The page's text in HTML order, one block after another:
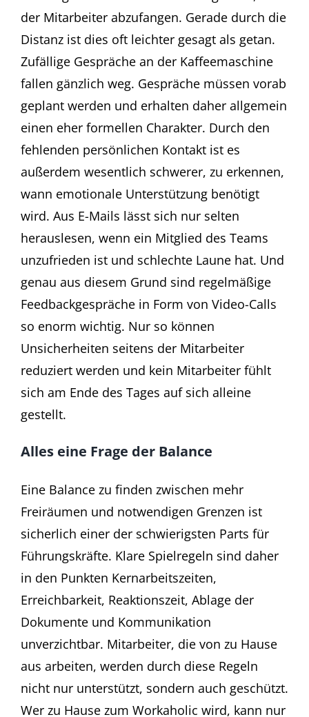
der Mitarbeiter abzufangen. Gerade durch die
Distanz ist dies oft leichter gesagt als getan.
Zufällige Gespräche an der Kaffeemaschine
fallen gänzlich weg. Gespräche müssen vorab
geplant werden und erhalten daher allgemein
einen eher formellen Charakter. Durch den
fehlenden persönlichen Kontakt ist es
außerdem wesentlich schwerer, zu erkennen,
wann emotionale Unterstützung benötigt
wird. Aus E-Mails lässt sich nur selten
herauslesen, wenn ein Mitglied des Teams
unzufrieden ist und schlechte Laune hat. Und
genau aus diesem Grund sind regelmäßige
Feedbackgespräche in Form von Video-Calls
so enorm wichtig. Nur so können
Unsicherheiten seitens der Mitarbeiter
reduziert werden und kein Mitarbeiter fühlt
sich am Ende des Tages auf sich alleine
gestellt.
Alles eine Frage der Balance
Eine Balance zu finden zwischen mehr
Freiräumen und notwendigen Grenzen ist
sicherlich einer der schwierigsten Parts für
Führungskräfte. Klare Spielregeln sind daher
in den Punkten Kernarbeitszeiten,
Erreichbarkeit, Reaktionszeit, Ablage der
Dokumente und Kommunikation
unverzichtbar. Mitarbeiter, die von zu Hause
aus arbeiten, werden durch diese Regeln
nicht nur unterstützt, sondern auch geschützt.
Wer zu Hause zum Workaholic wird, kann nur